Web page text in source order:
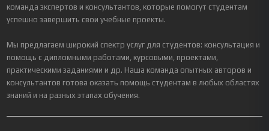
команда экспертов и консультантов, которые помогут студентам
успешно завершить свои учебные проекты.
Мы предлагаем широкий спектр услуг для студентов: консультация и
помощь с дипломными работами, курсовыми, проектами,
практическими заданиями и др. Наша команда опытных авторов и
консультантов готова оказать помощь студентам в любых областях
знаний и на разных этапах обучения.